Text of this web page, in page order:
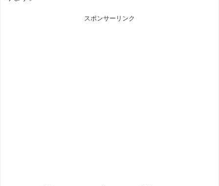
スポンサーリンク